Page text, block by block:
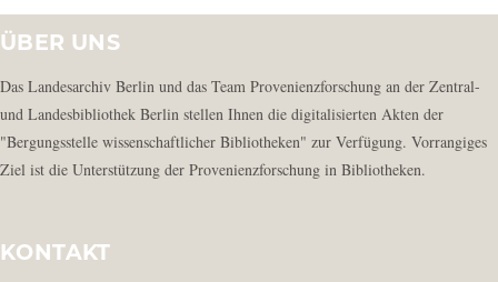
ÜBER UNS
Das Landesarchiv Berlin und das Team Provenienzforschung an der Zentral-
und Landesbibliothek Berlin stellen Ihnen die digitalisierten Akten der
"Bergungsstelle wissenschaftlicher Bibliotheken" zur Verfügung. Vorrangiges
Ziel ist die Unterstützung der Provenienzforschung in Bibliotheken.
KONTAKT